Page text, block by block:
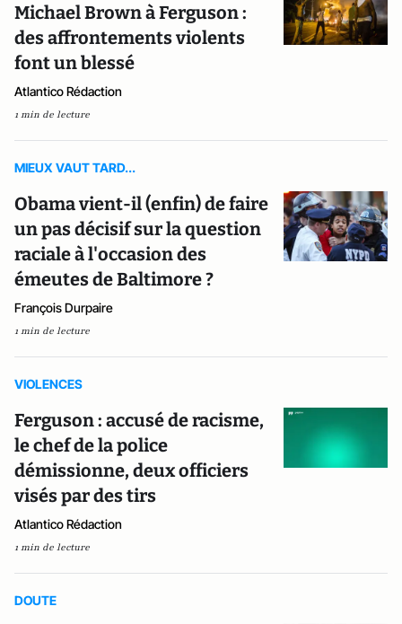
Michael Brown à Ferguson :
des affrontements violents
font un blessé
Atlantico Rédaction
1 min de lecture
MIEUX VAUT TARD...
Obama vient-il (enfin) de faire
un pas décisif sur la question
raciale à l'occasion des
émeutes de Baltimore ?
François Durpaire
1 min de lecture
VIOLENCES
Ferguson : accusé de racisme,
le chef de la police
démissionne, deux officiers
visés par des tirs
Atlantico Rédaction
1 min de lecture
DOUTE